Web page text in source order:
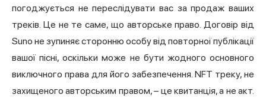
погоджується не переслідувати вас за продаж ваших
треків. Це не те саме, що авторське право. Договір від
Suno не зупиняє сторонню особу від повторної публікації
вашої пісні, оскільки може не бути жодного основного
виключного права для його забезпечення. NFT треку, не
захищеного авторським правом, – це квитанція, а не акт.